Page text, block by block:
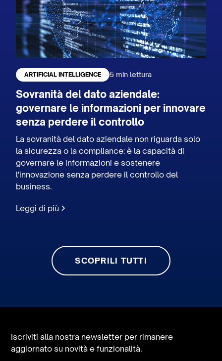
ARTIFICIAL INTELLIGENCE 5 min lettura
Sovranità del dato aziendale:
governare le informazioni per innovare
senza perdere il controllo
La sovranità del dato aziendale non riguarda solo
la sicurezza o la compliance: è la capacità di
governare le informazioni e sostenere
l'innovazione senza perdere il controllo del
business.
Leggi di più
SCOPRILI TUTTI
Iscriviti alla nostra newsletter per rimanere
aggiornato su novità e funzionalità.